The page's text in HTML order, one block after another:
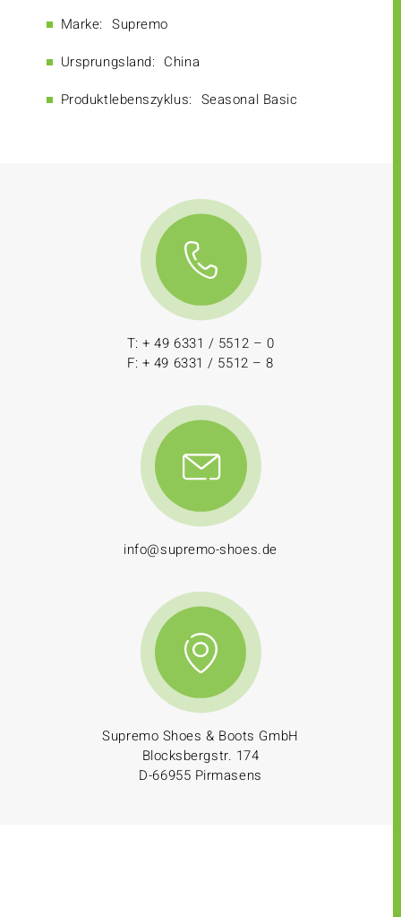
Marke: Supremo
Ursprungsland: China
Produktlebenszyklus: Seasonal Basic
T: + 49 6331 / 5512 – 0
F: + 49 6331 / 5512 – 8
info@supremo-shoes.de
Supremo Shoes & Boots GmbH
Blocksbergstr. 174
D-66955 Pirmasens